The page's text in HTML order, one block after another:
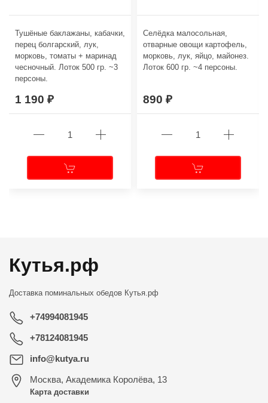
Тушёные баклажаны, кабачки,
перец болгарский, лук,
морковь, томаты + маринад
чесночный. Лоток 500 гр. ~3
персоны.
1 190
Селёдка малосольная,
отварные овощи картофель,
морковь, лук, яйцо, майонез.
Лоток 600 гр. ~4 персоны.
890
Кутья.рф
Доставка поминальных обедов Кутья.рф
+74994081945
+78124081945
info@kutya.ru
Москва, Академика Королёва, 13
Карта доставки